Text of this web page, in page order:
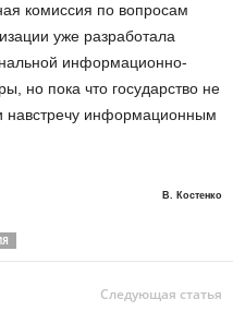
комиссия по вопросам
уже разработала
информационно-
но пока что государство не
навстречу информационным
В. Костенко
Следующая статья